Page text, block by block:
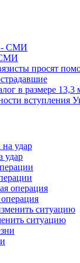
СМИ
просят
в размере 13,3
удар
ситуацию